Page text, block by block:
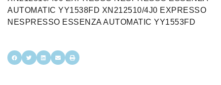
AUTOMATIC YY1538FD XN212510/4J0 EXPRESSO
NESPRESSO ESSENZA AUTOMATIC YY1553FD